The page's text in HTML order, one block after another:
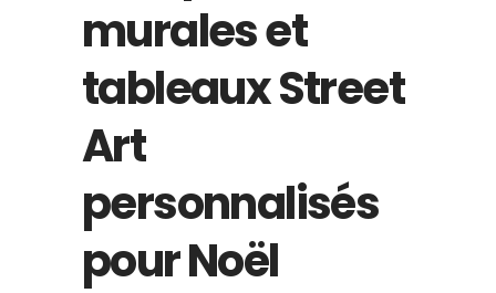
murales et
tableaux Street
Art
personnalisés
pour Noël